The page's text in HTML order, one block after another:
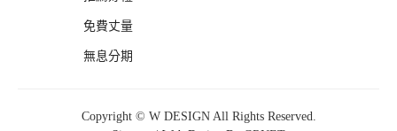
免費丈量
無息分期
Copyright © W DESIGN All Rights Reserved.